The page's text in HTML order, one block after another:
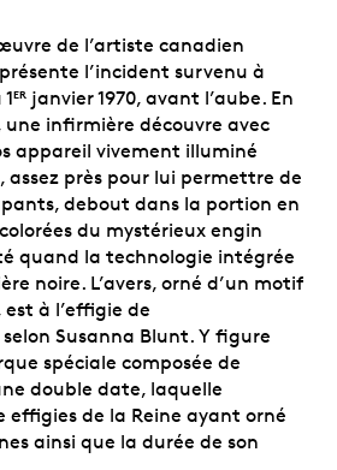
de l’artiste canadien
l’incident survenu à
ER janvier 1970, avant l’aube. En
infirmière découvre avec
appareil vivement illuminé
près pour lui permettre de
debout dans la portion en
du mystérieux engin
quand la technologie intégrée
noire. L’avers, orné d’un motif
à l’effigie de
Susanna Blunt. Y figure
spéciale composée de
double date, laquelle
effigies de la Reine ayant orné
ainsi que la durée de son